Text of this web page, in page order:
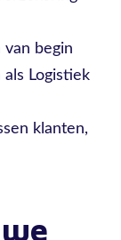
begin
Logistiek
klanten,